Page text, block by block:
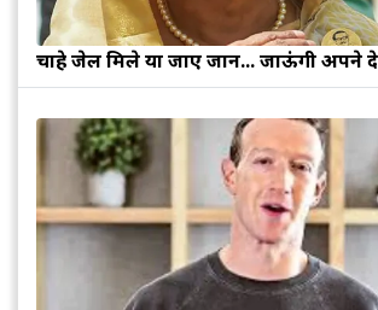
चाहे जेल मिले या जाए जान... जाऊंगी अपने